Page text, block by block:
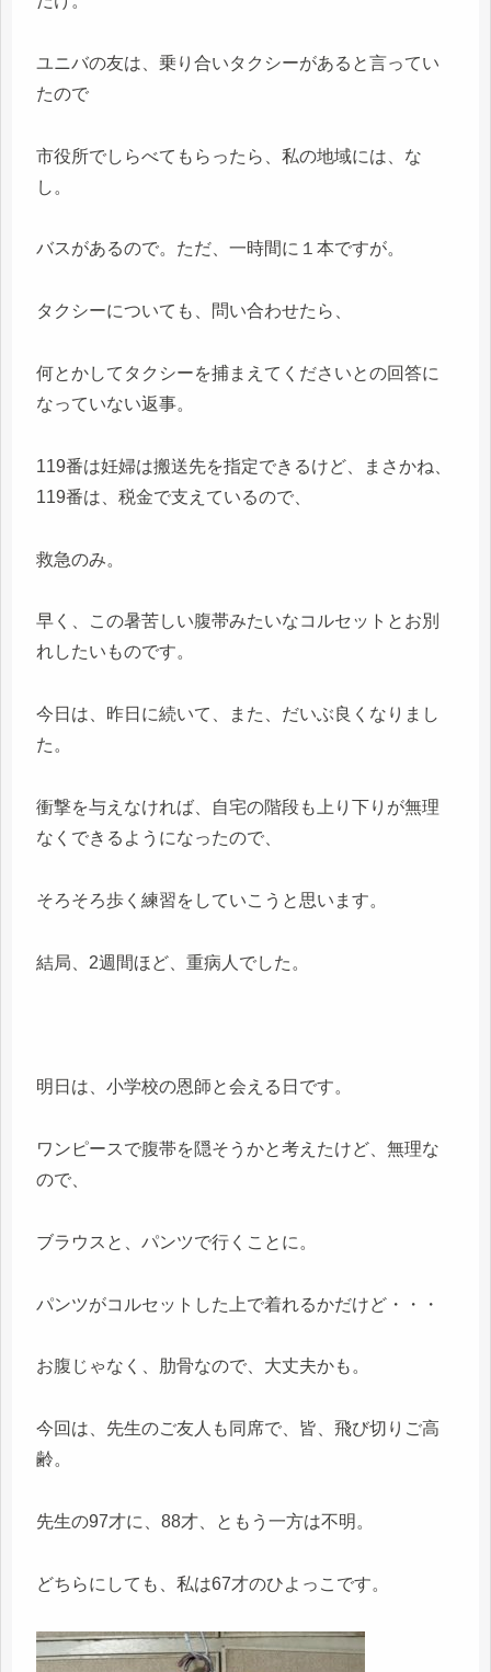
ユニバの友は、乗り合いタクシーがあると言ってい
たので
市役所でしらべてもらったら、私の地域には、な
し。
バスがあるので。ただ、一時間に１本ですが。
タクシーについても、問い合わせたら、
何とかしてタクシーを捕まえてくださいとの回答に
なっていない返事。
119番は妊婦は搬送先を指定できるけど、まさかね、
119番は、税金で支えているので、
救急のみ。
早く、この暑苦しい腹帯みたいなコルセットとお別
れしたいものです。
今日は、昨日に続いて、また、だいぶ良くなりまし
た。
衝撃を与えなければ、自宅の階段も上り下りが無理
なくできるようになったので、
そろそろ歩く練習をしていこうと思います。
結局、2週間ほど、重病人でした。
明日は、小学校の恩師と会える日です。
ワンピースで腹帯を隠そうかと考えたけど、無理な
ので、
ブラウスと、パンツで行くことに。
パンツがコルセットした上で着れるかだけど・・・
お腹じゃなく、肋骨なので、大丈夫かも。
今回は、先生のご友人も同席で、皆、飛び切りご高
齢。
先生の97才に、88才、ともう一方は不明。
どちらにしても、私は67才のひよっこです。